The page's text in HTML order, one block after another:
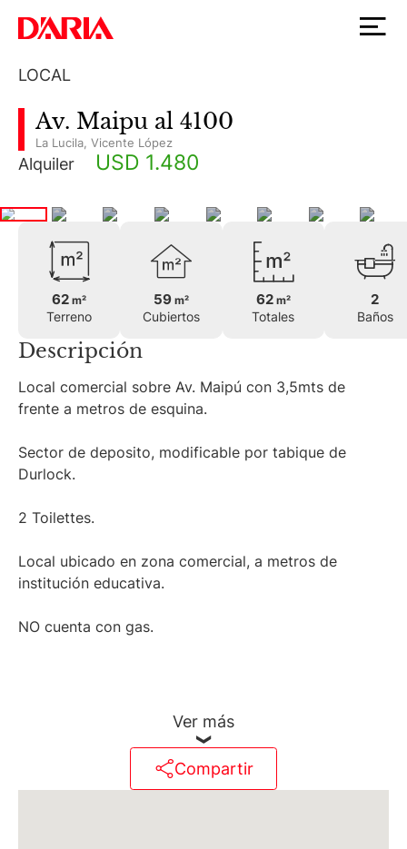
LOCAL
Av. Maipu al 4100
La Lucila Vicente López
Alquiler USD 1.480
62m²
Terreno
59 m²
Cubiertos
62 m²
Totales
2
Baños
Descripción
Local comercial sobre Av. Maipú con 3,5mts de
frente a metros de esquina.
Sector de deposito, modificable por tabique de
Durlock.
2 Toilettes.
Local ubicado en zona comercial, a metros de
institución educativa.
NO cuenta con gas.
Martillero Maximiliano Miguel D'Aria
Ver más
Compartir